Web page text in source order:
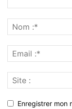
Enregistrer mon